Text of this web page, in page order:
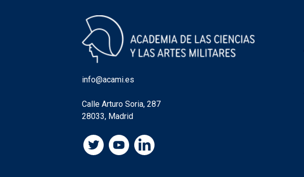
info@acami.es
Calle Arturo Soria, 287
28033, Madrid